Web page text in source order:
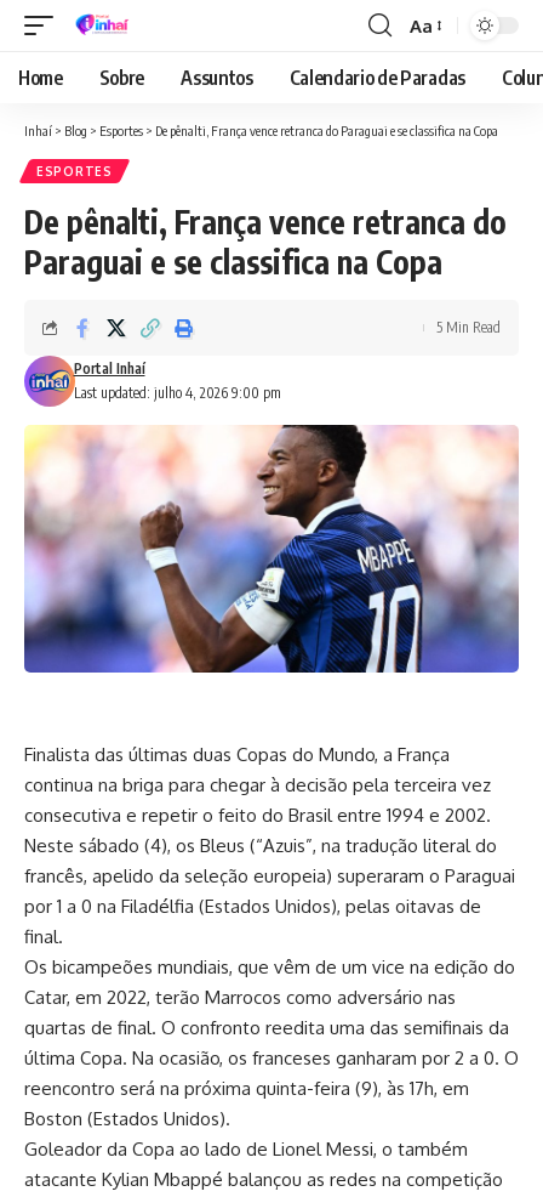
Font
Resizer
Aa
Home Sobre Assuntos Calendario de Paradas
Inhaí > Blog > Esportes > De pênalti, França vence retranca do Paraguai e se classifica na Copa
ESPORTES
De pênalti, França vence retranca do
Paraguai e se classifica na Copa
Last updated: julho 4, 2026 9:00 pm
Portal Inhaí
5 Min Read
Finalista das últimas duas Copas do Mundo, a França
continua na briga para chegar à decisão pela terceira vez
consecutiva e repetir o feito do Brasil entre 1994 e 2002.
Neste sábado (4), os Bleus (“Azuis”, na tradução literal do
francês, apelido da seleção europeia) superaram o Paraguai
por 1 a 0 na Filadélfia (Estados Unidos), pelas oitavas de
final.
Os bicampeões mundiais, que vêm de um vice na edição do
Catar, em 2022, terão Marrocos como adversário nas
quartas de final. O confronto reedita uma das semifinais da
última Copa. Na ocasião, os franceses ganharam por 2 a 0. O
reencontro será na próxima quinta-feira (9), às 17h, em
Boston (Estados Unidos).
Goleador da Copa ao lado de Lionel Messi, o também
atacante Kylian Mbappé balançou as redes na competição